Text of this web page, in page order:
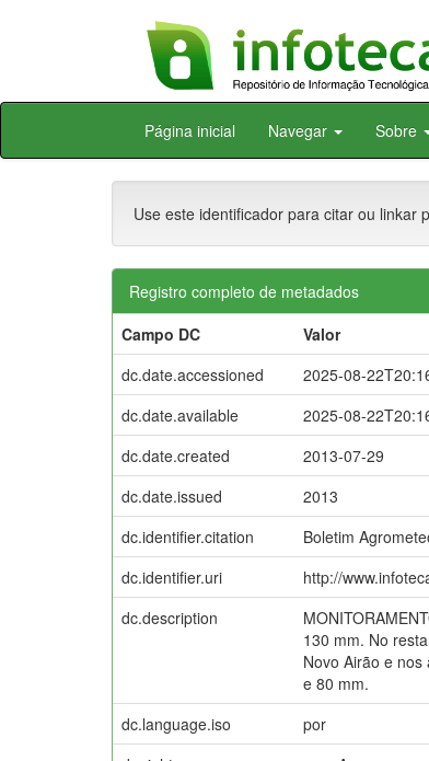
Skip
Página inicial Navegar Sobre
Use este identificador para citar ou linkar
Registro completo de metadados
Campo DC
Valor
dc.date.accessioned
2025-08-
dc.date.available
2025-08-
dc.date.created
2013-07-29
dc.date.issued
2013
dc.identifier.citation
Boletim
dc.identifier.uri
http://
dc.description
130 mm. No
Novo Airão e
e 80 mm.
dc.language.iso
por